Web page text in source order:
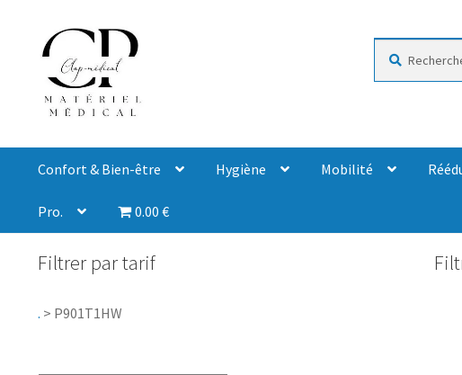
Confort & Bien-être Hygiène Mobilité
Pro. 0.00 €
Filtrer par tarif
. > P901T1HW